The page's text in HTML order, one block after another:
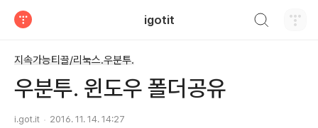
igotit
지속가능티끌/리눅스.우분투.
우분투. 윈도우 폴더공유
i.got.it 2016. 11. 14. 14:27